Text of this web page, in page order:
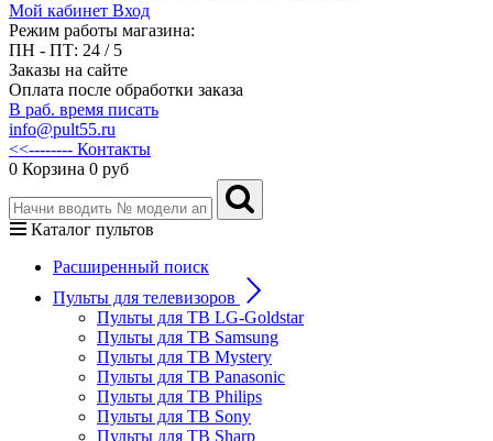
Мой кабинет Вход
Режим работы магазина:
ПН - ПТ: 24 / 5
Заказы на сайте
Оплата после обработки заказа
В раб. время писать
info@pult55.ru
<<-------- Контакты
0 Корзина 0 руб
Каталог пультов
Расширенный поиск
Пульты для телевизоров
Пульты для ТВ LG-Goldstar
Пульты для ТВ Samsung
Пульты для ТВ Mystery
Пульты для ТВ Panasonic
Пульты для ТВ Philips
Пульты для ТВ Sony
Пульты для ТВ Sharp